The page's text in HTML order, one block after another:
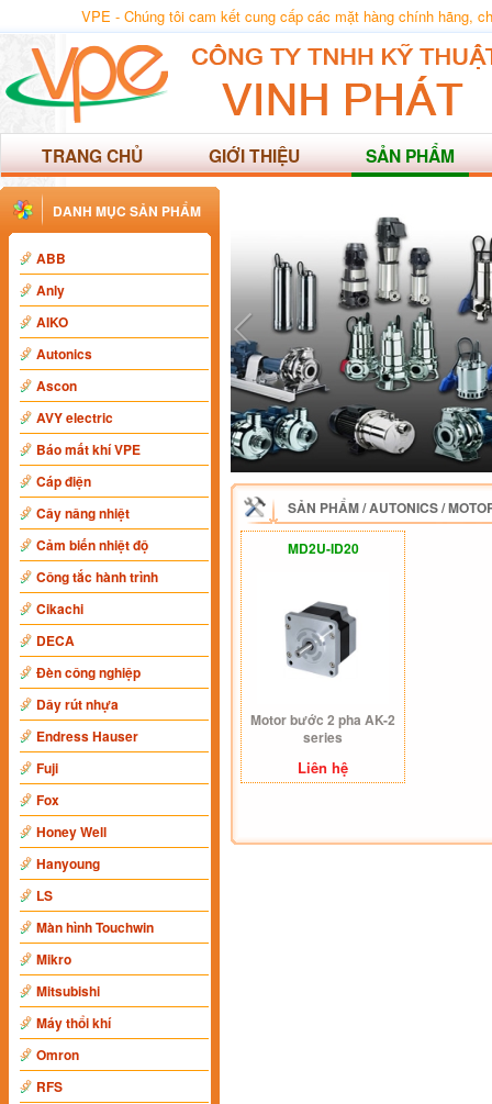
VPE - Chúng tôi cam kết cung cấp các mặt hàng chính hãng,
TRANG CHỦ GIỚI THIỆU SẢN PHẨM
DANH MỤC SẢN PHẨM
ABB
Anly
AIKO
Autonics
Ascon
AVY electric
Báo mất khí VPE
Cáp điện
Cây nâng nhiệt
Cảm biến nhiệt độ
Công tắc hành trình
Cikachi
DECA
Đèn công nghiệp
Dây rút nhựa
Endress Hauser
Fuji
Fox
Honey Well
Hanyoung
LS
Màn hình Touchwin
Mikro
Mitsubishi
Máy thổi khí
Omron
RFS
SẢN PHẨM/AUTONICS/
MD2U-ID20
Motor bước 2 pha AK-2
series
Liên hệ